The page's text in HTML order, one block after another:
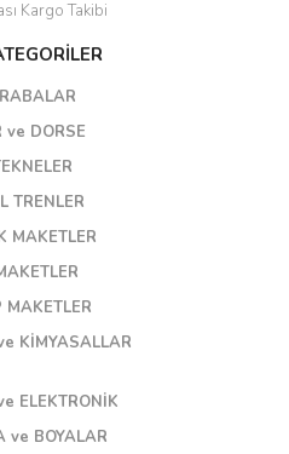
Kargo Takibi
ve DORSE
TRENLER
MAKETLER
KİMYASALLAR
ELEKTRONİK
ve BOYALAR